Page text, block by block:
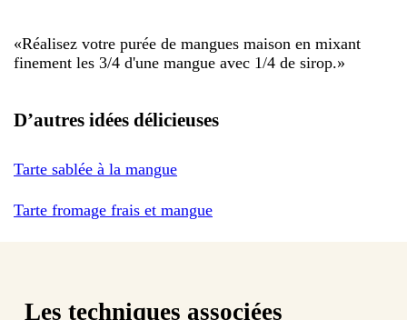
«Réalisez votre purée de mangues maison en mixant
finement les 3/4 d'une mangue avec 1/4 de sirop.»
D’autres idées délicieuses
Tarte sablée à la mangue
Tarte fromage frais et mangue
Les techniques associées